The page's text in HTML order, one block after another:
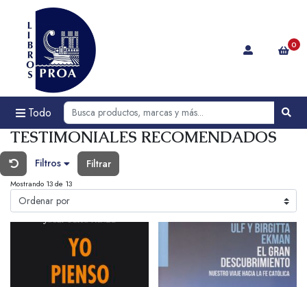
Todo
0
TESTIMONIALES RECOMENDADOS
Filtros Filtrar
Mostrando 13 de 13